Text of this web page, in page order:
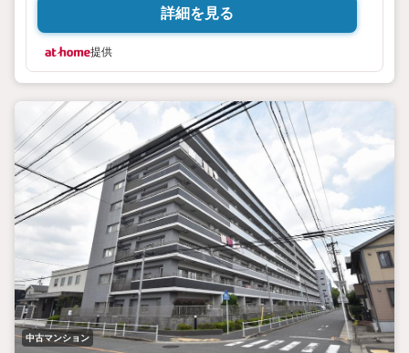
詳細を見る
提供
中古マンション